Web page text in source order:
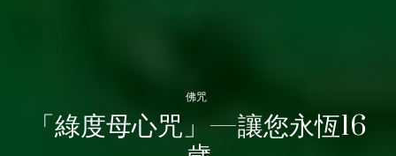
佛咒
「綠度母心咒」—讓您永恆16